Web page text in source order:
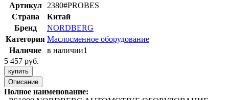
Артикул
2380#PROBES
Страна
Китай
Бренд
NORDBERG
Категория Маслосменное оборудование
Наличие
в наличии1
5 457 руб.
купить
Описание
Полное наименование: